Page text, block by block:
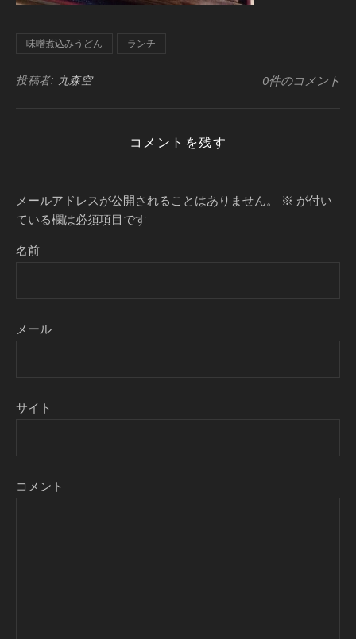
味噌煮込みうどん ランチ
投稿者: 九森空 0件のコメント
コメントを残す
メールアドレスが公開されることはありません。 ※ が付い
ている欄は必須項目です
名前
メール
サイト
コメント